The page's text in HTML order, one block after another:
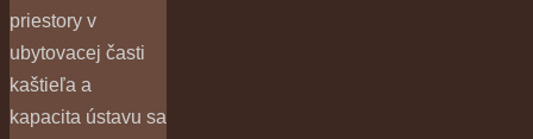
priestory v
ubytovacej časti
kaštieľa a
kapacita ústavu sa